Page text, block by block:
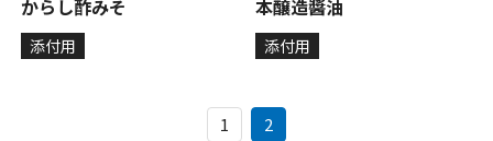
からし酢みそ
添付用
本醸造醬油
添付用
1 2